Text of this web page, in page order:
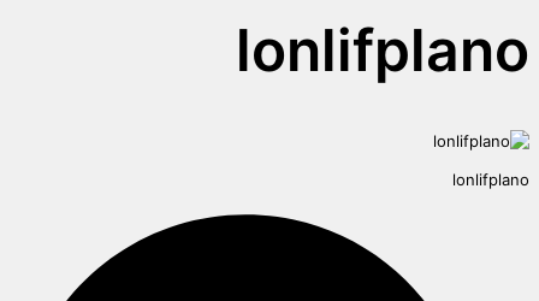
lonlifplano
lonlifplano